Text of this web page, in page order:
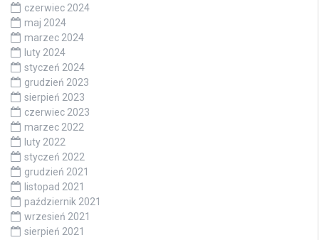
czerwiec 2024
maj 2024
marzec 2024
luty 2024
styczeń 2024
grudzień 2023
sierpień 2023
czerwiec 2023
marzec 2022
luty 2022
styczeń 2022
grudzień 2021
listopad 2021
październik 2021
wrzesień 2021
sierpień 2021